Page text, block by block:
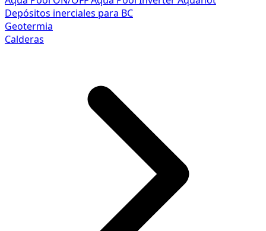
Depósitos inerciales para BC
Geotermia
Calderas